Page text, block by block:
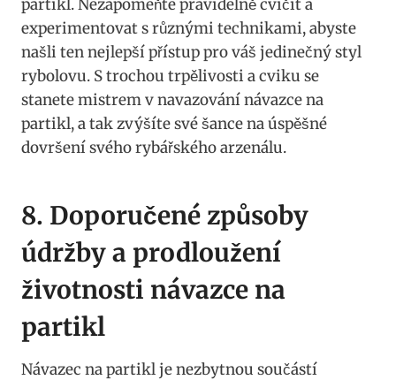
partikl. Nezapomeňte ‌pravidelně cvičit ⁣a
experimentovat s různými technikami, abyste
našli⁢ ten nejlepší přístup pro váš jedinečný styl
rybolovu. S trochou trpělivosti a‌ cviku se
⁣stanete mistrem v navazování návazce na
partikl,‍ a tak zvýšíte své⁢ šance na úspěšné⁢
dovršení svého rybářského arzenálu.
8. Doporučené způsoby​
údržby a prodloužení
životnosti návazce ⁢na
partikl
Návazec na ​partikl je nezbytnou součástí